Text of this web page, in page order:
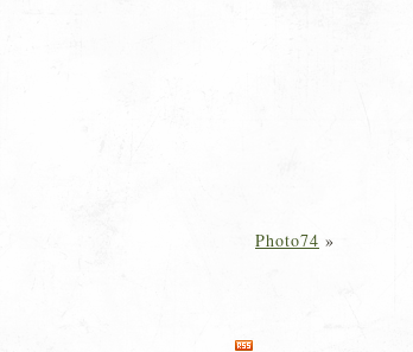
Photo74 »